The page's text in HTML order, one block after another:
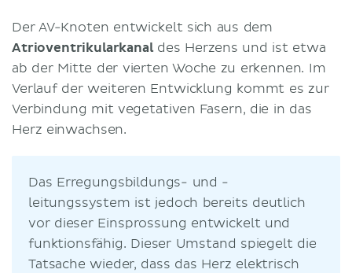
Der AV-Knoten entwickelt sich aus dem
Atrioventrikularkanaldes Herzens und ist etwa
ab der Mitte der vierten Woche zu erkennen. Im
Verlauf der weiteren Entwicklung kommt es zur
Verbindung mit vegetativen Fasern, die in das
Herz einwachsen.
Das Erregungsbildungs- und -
leitungssystem ist jedoch bereits deutlich
vor dieser Einsprossung entwickelt und
funktionsfähig. Dieser Umstand spiegelt die
Tatsache wieder, dass das Herz elektrisch